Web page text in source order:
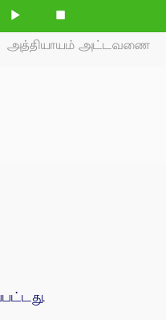
அத்தியாயம் அட்டவணை